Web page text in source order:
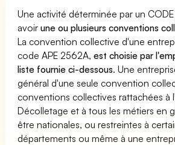
Une activité déterminée par un CODE
avoirune ou plusieurs conventions
La convention collective d'une
code APE 2562A,est choisie par
liste fournie ci-dessous. Une
général d'une seule convention
conventions collectives rattachées à
Décolletage et à tous les métiers en
être nationales, ou restreintes à
départements ou même à une